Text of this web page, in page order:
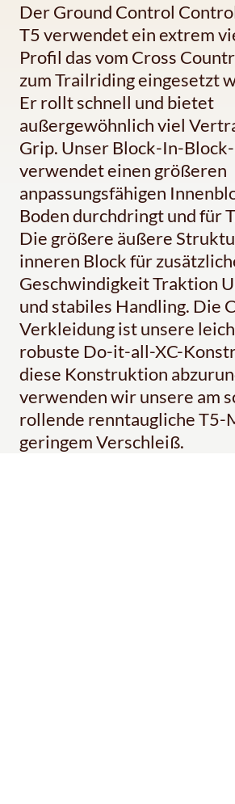
Der Ground Control
T5 verwendet ein extrem
Profil das vom Cross
zum Trailriding eingesetzt
Er rollt schnell und bietet
außergewöhnlich viel
Grip. Unser Block-In-
verwendet einen größeren
anpassungsfähigen
Boden durchdringt und für
Die größere äußere
inneren Block für
Geschwindigkeit Traktion
und stabiles Handling. Die
Verkleidung ist unsere
robuste Do-it-all-XC-
diese Konstruktion
verwenden wir unsere am
rollende renntaugliche T5-
geringem Verschleiß.